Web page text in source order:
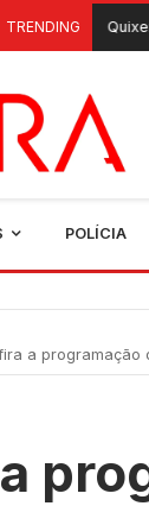
TRENDING
POLÍCIA
a programação